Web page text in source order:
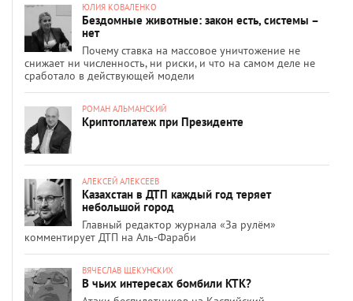
ЮЛИЯ КОВАЛЕНКО
Бездомные животные: закон есть, системы –
нет
Почему ставка на массовое уничтожение не
снижает ни численность, ни риски, и что на самом деле не
сработало в действующей модели
РОМАН АЛЬМАНСКИЙ
Криптоплатеж при Президенте
АЛЕКСЕЙ АЛЕКСЕЕВ
Казахстан в ДТП каждый год теряет
небольшой город
Главный редактор журнала «За рулём»
комментирует ДТП на Аль-Фараби
ВЯЧЕСЛАВ ЩЕКУНСКИХ
В чьих интересах бомбили КТК?